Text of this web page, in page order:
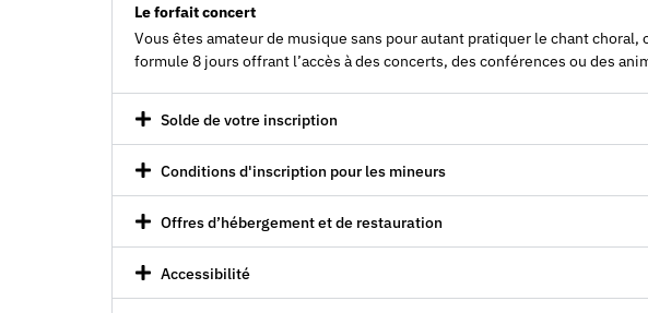
Le forfait concert
Vous êtes amateur de musique sans pour autant pratiquer le chant
formule 8 jours offrant l’accès à des concerts, des conférences ou des
Solde de votre inscription
Conditions d'inscription pour les mineurs
Offres d’hébergement et de restauration
Accessibilité